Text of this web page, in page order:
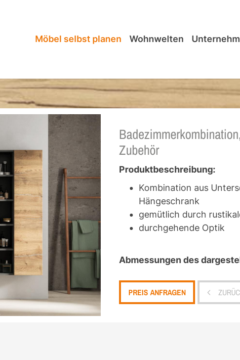
Möbel selbst planen Wohnwelten
Zubehör
Produktbeschreibung:
Kombination aus
Hängeschrank
gemütlich durch
durchgehende Optik
Abmessungen des
PREIS ANFRAGEN